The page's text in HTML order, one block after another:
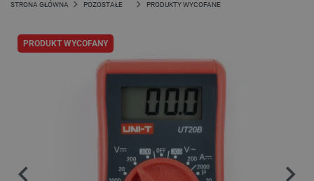
STRONA GŁÓWNA POZOSTAŁE PRODUKTY WYCOFANE
PRODUKT WYCOFANY